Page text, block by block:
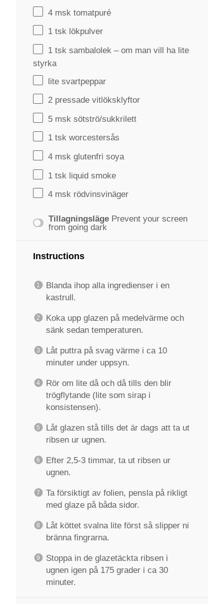
4 msk tomatpuré
1 tsk lökpulver
1 tsk sambalolek – om man vill ha lite
styrka
lite svartpeppar
2 pressade vitlöksklyftor
5 msk sötströ/sukkrilett
1 tsk worcestersås
4 msk glutenfri soya
1 tsk liquid smoke
4 msk rödvinsvinäger
Tillagningsläge Prevent your screen
from going dark
Instructions
Blanda ihop alla ingredienser i en
kastrull.
Koka upp glazen på medelvärme och
sänk sedan temperaturen.
Låt puttra på svag värme i ca 10
minuter under uppsyn.
Rör om lite då och då tills den blir
trögflytande (lite som sirap i
konsistensen).
Låt glazen stå tills det är dags att ta ut
ribsen ur ugnen.
Efter 2,5-3 timmar, ta ut ribsen ur
ugnen.
Ta försiktigt av folien, pensla på rikligt
med glaze på båda sidor.
Låt köttet svalna lite först så slipper ni
bränna fingrarna.
Stoppa in de glazetäckta ribsen i
ugnen igen på 175 grader i ca 30
minuter.